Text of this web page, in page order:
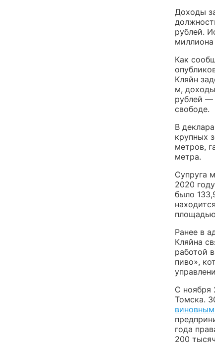
Доходы
рублей.
миллиона
Как
Кляйн
м,
рублей —
свободе.
В
крупных
метров,
метра.
Супруга
2020
было
Ранее в
Кляйна
работой
пиво»,
С ноября
Томска.
виновным
года
200